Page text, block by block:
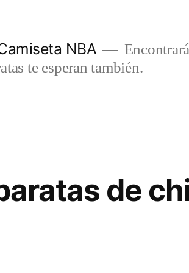
NBA
te esperan también.
de